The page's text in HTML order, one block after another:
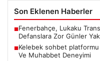
Son Eklenen Haberler
■Fenerbahçe, Lukaku
Defanslara Zor Günler
■Kelebek sohbet
Ve Muhabbet Deneyimi